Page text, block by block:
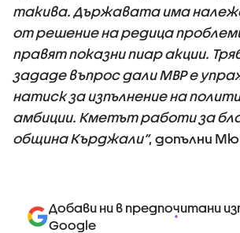
такива. Държавата има
от решение на редица
правят показни пиар акции.
зададе въпрос дали МВР е
натиск за изпълнение на
амбиции. Кметът работи за
община Кърджали“, допълни
Добави ни в предпочитани
Google